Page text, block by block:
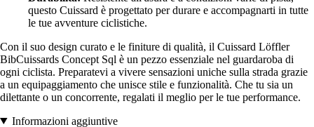
questo Cuissard è progettato per durare e accompagnarti in tutte
le tue avventure ciclistiche.
Con il suo design curato e le finiture di qualità, il Cuissard Löffler
BibCuissards Concept Sql è un pezzo essenziale nel guardaroba di
ogni ciclista. Preparatevi a vivere sensazioni uniche sulla strada grazie
a un equipaggiamento che unisce stile e funzionalità. Che tu sia un
dilettante o un concorrente, regalati il meglio per le tue performance.
Informazioni aggiuntive